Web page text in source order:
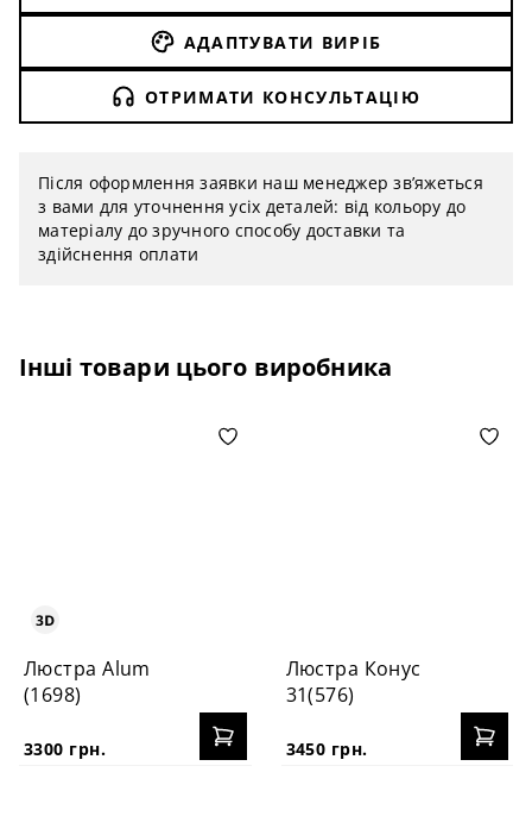
АДАПТУВАТИ ВИРІБ
ОТРИМАТИ КОНСУЛЬТАЦІЮ
Після оформлення заявки наш менеджер зв’яжеться
з вами для уточнення усіх деталей: від кольору до
матеріалу до зручного способу доставки та
здійснення оплати
Інші товари цього виробника
Люстра Alum
(1698)
3300 грн.
Люстра Конус
31(576)
3450 грн.